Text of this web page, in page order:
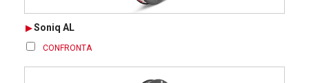
Soniq AL
CONFRONTA